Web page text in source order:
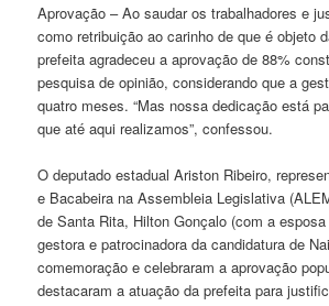
Aprovação – Ao saudar os trabalhadores e
como retribuição ao carinho de que é objeto
prefeita agradeceu a aprovação de 88%
pesquisa de opinião, considerando que a
quatro meses. “Mas nossa dedicação está
que até aqui realizamos”, confessou.
O deputado estadual Ariston Ribeiro,
e Bacabeira na Assembleia Legislativa
de Santa Rita, Hilton Gonçalo (com a
gestora e patrocinadora da candidatura de
comemoração e celebraram a aprovação
destacaram a atuação da prefeita para